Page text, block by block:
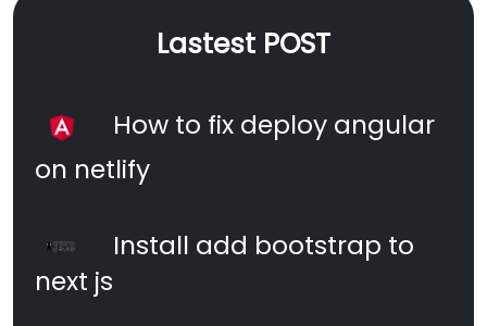
Lastest POST
How to fix deploy angular
on netlify
Install add bootstrap to
next js